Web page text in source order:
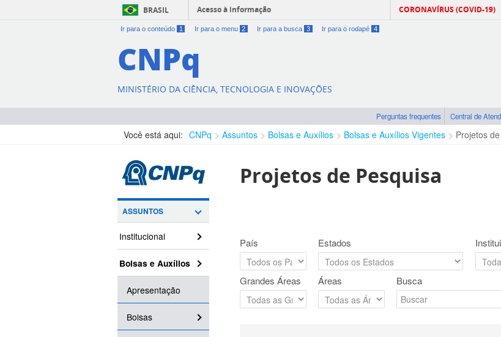
BRASIL Acesso à informação CORONAVÍRUS (COVID-19)
Ir para o conteúdo 1 Ir para o menu 2 Ir para a busca 3 Ir para o rodapé 4
CNPq
MINISTÉRIO DA CIÊNCIA, TECNOLOGIA E INOVAÇÕES
Perguntas frequentes Central de
Você está aqui: CNPq Assuntos Bolsas e Auxílios Bolsas e Auxílios Vigentes Projetos
ASSUNTOS
Institucional
Bolsas e Auxílios
Apresentação
Bolsas
Projetos de Pesquisa
País Estados
Grandes Áreas Áreas Busca